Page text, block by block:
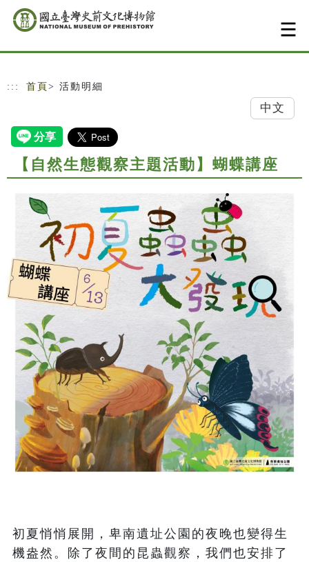
跳到主要內容
網站導覽
::: 首頁 > 活動明細
中文
【自然生態觀察主題活動】蝴蝶講座
初夏悄悄展開，卑南遺址公園的夜晚也變得生
機盎然。除了夜間的昆蟲觀察，我們也安排了